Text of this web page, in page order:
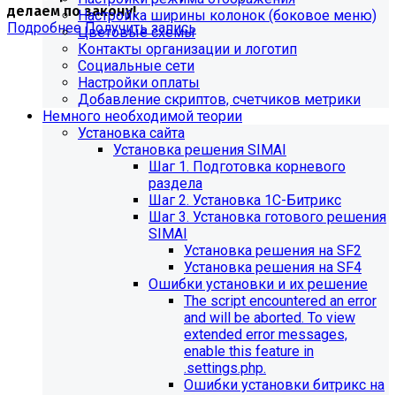
делаем по закону!
ПодробнееПолучить запись
Обновления в разделе
"Педагогический состав"
Для готовых решений, использующих модуль SIMAI-
SF4: Сведения об образовательной организации
Настройка ширины колонок (боковое меню)
Цветовые схемы
Контакты организации и логотип
Социальные сети
Настройки оплаты
Добавление скриптов, счетчиков метрики
Немного необходимой теории
Установка сайта
Установка решения SIMAI
Шаг 1. Подготовка корневого
раздела
Шаг 2. Установка 1С-Битрикс
Шаг 3. Установка готового решения
SIMAI
Установка решения на SF2
Установка решения на SF4
Ошибки установки и их решение
The script encountered an error
and will be aborted. To view
extended error messages,
enable this feature in
.settings.php.
Ошибки установки битрикс на